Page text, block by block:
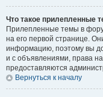
Что такое прилепленные
Прилепленные темы в
на его первой странице.
информацию, поэтому вы
и с объявлениями, права
предоставляются
Вернуться к началу